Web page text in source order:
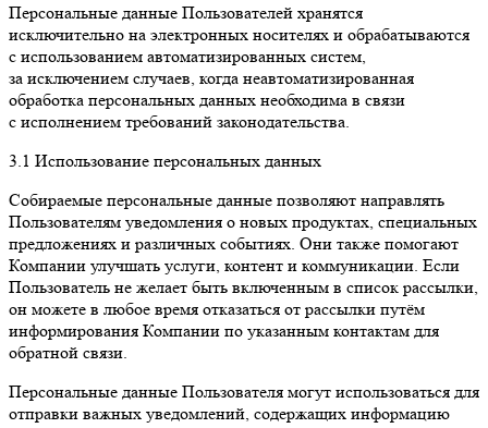
Персональные данные Пользователей хранятся
исключительно на электронных носителях и обрабатываются
с использованием автоматизированных систем,
за исключением случаев, когда неавтоматизированная
обработка персональных данных необходима в связи
с исполнением требований законодательства.
3.1 Использование персональных данных
Собираемые персональные данные позволяют направлять
Пользователям уведомления о новых продуктах, специальных
предложениях и различных событиях. Они также помогают
Компании улучшать услуги, контент и коммуникации. Если
Пользователь не желает быть включенным в список рассылки,
он можете в любое время отказаться от рассылки путём
информирования Компании по указанным контактам для
обратной связи.
Персональные данные Пользователя могут использоваться для
отправки важных уведомлений, содержащих информацию